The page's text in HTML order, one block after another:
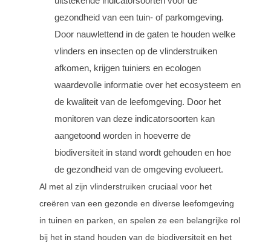
gezondheid van een tuin- of parkomgeving.
Door nauwlettend in de gaten te houden welke
vlinders en insecten op de vlinderstruiken
afkomen, krijgen tuiniers en ecologen
waardevolle informatie over het ecosysteem en
de kwaliteit van de leefomgeving. Door het
monitoren van deze indicatorsoorten kan
aangetoond worden in hoeverre de
biodiversiteit in stand wordt gehouden en hoe
de gezondheid van de omgeving evolueert.
Al met al zijn vlinderstruiken cruciaal voor het
creëren van een gezonde en diverse leefomgeving
in tuinen en parken, en spelen ze een belangrijke rol
bij het in stand houden van de biodiversiteit en het